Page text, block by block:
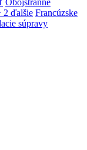
Obojstranné
2 ďalšie Francúzske
súpravy